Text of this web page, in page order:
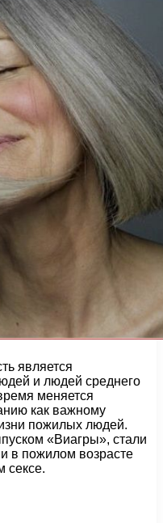
является
и людей среднего
меняется
как важному
пожилых людей.
«Виагры», стали
в пожилом возрасте
сексе.